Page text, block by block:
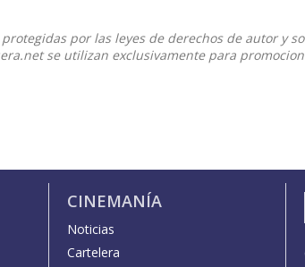
por las leyes de derechos de autor y
se utilizan exclusivamente para
CINEMANÍA
Noticias
Cartelera